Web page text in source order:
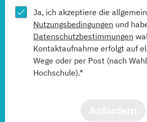
Ja, ich akzeptiere die
Nutzungsbedingungen und
Datenschutzbestimmungen
Kontaktaufnahme erfolgt auf
Wege oder per Post (nach
Hochschule).*